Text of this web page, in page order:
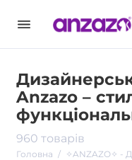
Anzazo –
960 товарів
Головна ✧ANZAZO✧ -